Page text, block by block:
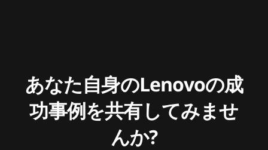
あなた自身のLenovoの成
功事例を共有してみませ
んか?